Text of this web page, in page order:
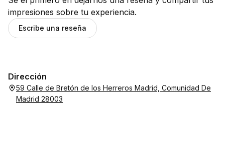
impresiones sobre tu experiencia.
Escribe una reseña
Dirección
59 Calle de Bretón de los Herreros Madrid, Comunidad De
Madrid 28003